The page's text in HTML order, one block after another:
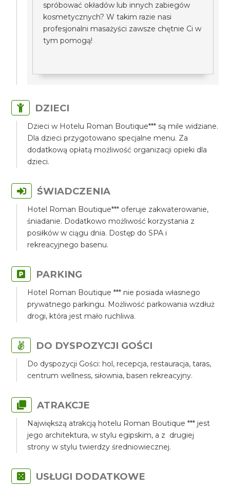
spróbować okładów lub innych zabiegów
kosmetycznych? W takim razie nasi
profesjonalni masażyści zawsze chętnie Ci w
tym pomogą!
DZIECI
Dzieci w Hotelu Roman Boutique*** są mile widziane.
Dla dzieci przygotowano specjalne menu. Za
dodatkową opłatą możliwość organizacji opieki dla
dzieci.
ŚWIADCZENIA
Hotel Roman Boutique*** oferuje zakwaterowanie,
śniadanie. Dodatkowo możliwość korzystania z
posiłków w ciągu dnia. Dostęp do SPA i
rekreacyjnego basenu.
PARKING
Hotel Roman Boutique *** nie posiada własnego
prywatnego parkingu. Możliwość parkowania wzdłuż
drogi, która jest mało ruchliwa.
DO DYSPOZYCJI GOŚCI
Do dyspozycji Gości: hol, recepcja, restauracja, taras,
centrum wellness, siłownia, basen rekreacyjny.
ATRAKCJE
Największą atrakcją hotelu Roman Boutique *** jest
jego architektura, w stylu egipskim, a z drugiej
strony w stylu twierdzy średniowiecznej.
USŁUGI DODATKOWE